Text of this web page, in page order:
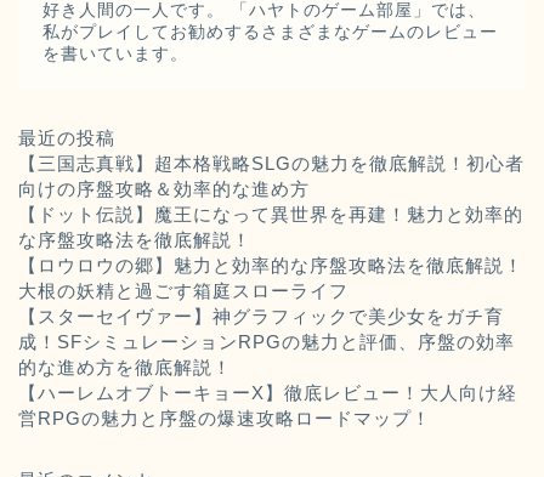
好き人間の一人です。 「ハヤトのゲーム部屋」では、
私がプレイしてお勧めするさまざまなゲームのレビュー
を書いています。
最近の投稿
【三国志真戦】超本格戦略SLGの魅力を徹底解説！初心者
向けの序盤攻略＆効率的な進め方
【ドット伝説】魔王になって異世界を再建！魅力と効率的
な序盤攻略法を徹底解説！
【ロウロウの郷】魅力と効率的な序盤攻略法を徹底解説！
大根の妖精と過ごす箱庭スローライフ
【スターセイヴァー】神グラフィックで美少女をガチ育
成！SFシミュレーションRPGの魅力と評価、序盤の効率
的な進め方を徹底解説！
【ハーレムオブトーキョーX】徹底レビュー！大人向け経
営RPGの魅力と序盤の爆速攻略ロードマップ！